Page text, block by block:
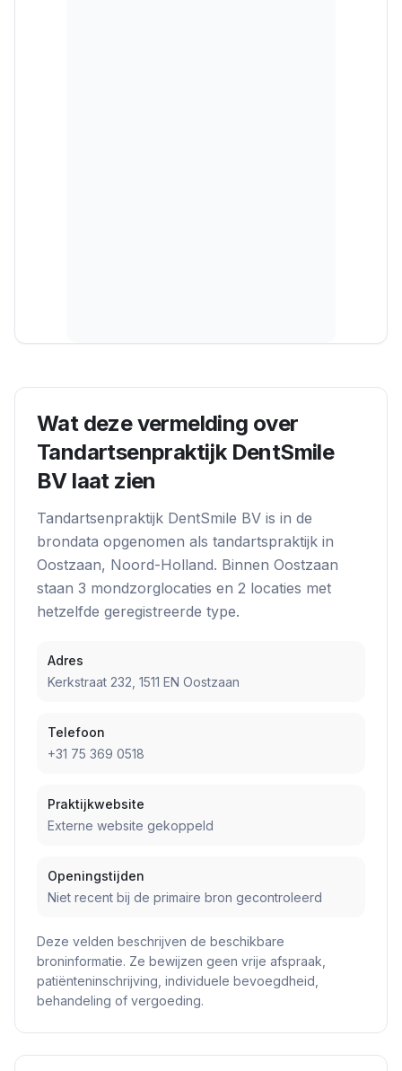
Wat deze vermelding over
Tandartsenpraktijk DentSmile
BVlaat zien
Tandartsenpraktijk DentSmile BV is in de
brondata opgenomen als tandartspraktijk in
Oostzaan, Noord-Holland. Binnen Oostzaan
staan 3 mondzorglocaties en 2 locaties met
hetzelfde geregistreerde type.
Adres
Kerkstraat 232, 1511 EN Oostzaan
Telefoon
+31 75 369 0518
Praktijkwebsite
Externe website gekoppeld
Openingstijden
Niet recent bij de primaire bron gecontroleerd
Deze velden beschrijven de beschikbare
broninformatie. Ze bewijzen geen vrije afspraak,
patiënteninschrijving, individuele bevoegdheid,
behandeling of vergoeding.